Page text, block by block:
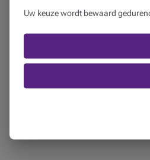
Uw keuze wordt bewaard